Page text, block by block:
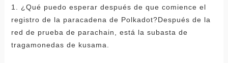
1. ¿Qué puedo esperar después de que comience el
registro de la paracadena de Polkadot?Después de la
red de prueba de parachain, está la subasta de
tragamonedas de kusama.